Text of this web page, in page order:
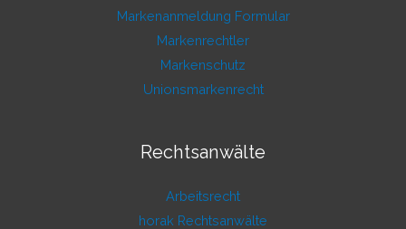
Markenanmeldung Formular
Markenrechtler
Markenschutz
Unionsmarkenrecht
Rechtsanwälte
Arbeitsrecht
horak Rechtsanwälte